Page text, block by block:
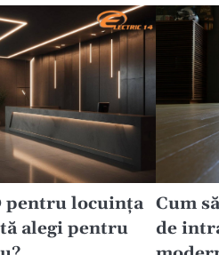
pentru locuința
alegi pentru
Cum
de